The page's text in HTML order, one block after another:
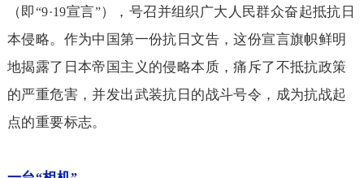
（即“9·19宣言”），号召并组织广大人民群众奋起抵抗日
本侵略。作为中国第一份抗日文告，这份宣言旗帜鲜明
地揭露了日本帝国主义的侵略本质，痛斥了不抵抗政策
的严重危害，并发出武装抗日的战斗号令，成为抗战起
点的重要标志。